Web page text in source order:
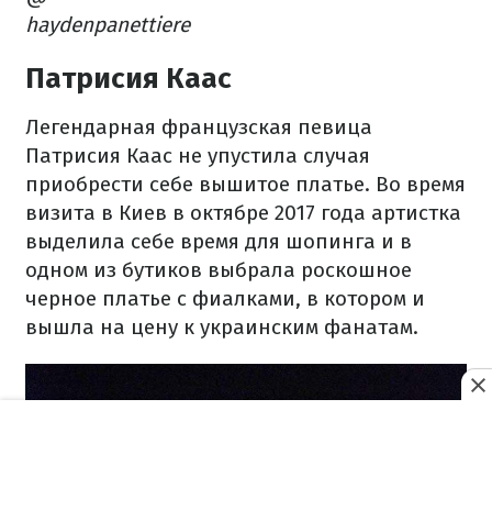
haydenpanettiere
Патрисия Каас
Легендарная французская певица
Патрисия Каас не упустила случая
приобрести себе вышитое платье. Во время
визита в Киев в октябре 2017 года артистка
выделила себе время для шопинга и в
одном из бутиков выбрала роскошное
черное платье с фиалками, в котором и
вышла на цену к украинским фанатам.